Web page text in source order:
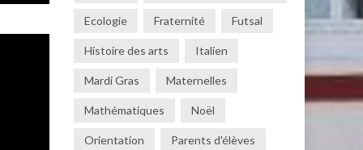
Ecologie Fraternité Futsal
Histoire des arts Italien
Mardi Gras Maternelles
Mathématiques Noël
Orientation Parents d'élèves